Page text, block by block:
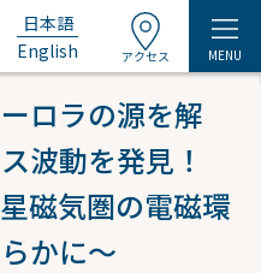
日本語
English
アクセス MENU
ロラの源を解
波動を発見！
磁気圏の電磁環
かに～